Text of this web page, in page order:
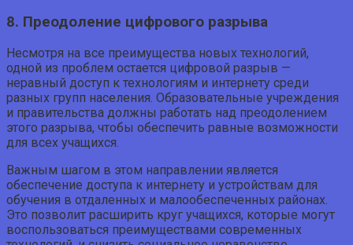
8. Преодоление цифрового разрыва
Несмотря на все преимущества новых технологий,
одной из проблем остается цифровой разрыв —
неравный доступ к технологиям и интернету среди
разных групп населения. Образовательные учреждения
и правительства должны работать над преодолением
этого разрыва, чтобы обеспечить равные возможности
для всех учащихся.
Важным шагом в этом направлении является
обеспечение доступа к интернету и устройствам для
обучения в отдаленных и малообеспеченных районах.
Это позволит расширить круг учащихся, которые могут
воспользоваться преимуществами современных